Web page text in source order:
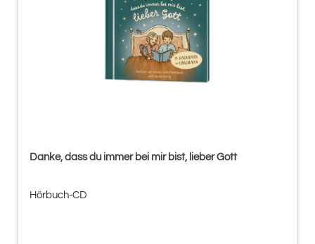
Danke, dass du immer bei mir bist, lieber Gott
Hörbuch-CD